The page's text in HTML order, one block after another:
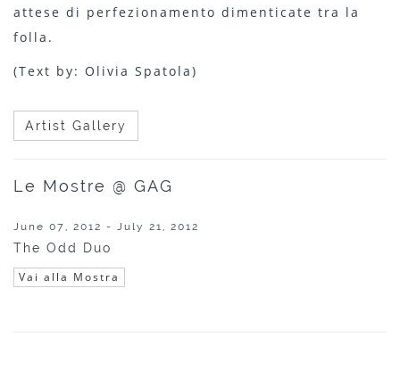
attese di perfezionamento dimenticate tra la
folla.
(Text by: Olivia Spatola)
Artist Gallery
Le Mostre @ GAG
June 07, 2012 - July 21, 2012
The Odd Duo
Vai alla Mostra